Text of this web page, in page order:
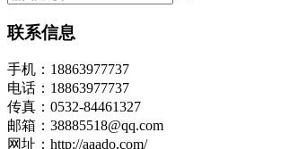
联系信息
手机：18863977737
电话：18863977737
传真：0532-84461327
邮箱：38885518@qq.com
网址：http://aaado.com/